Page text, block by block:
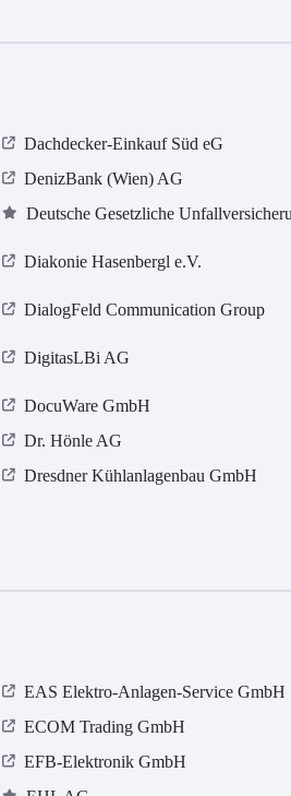
Dachdecker-Einkauf Süd eG
DenizBank (Wien) AG
Deutsche Gesetzliche
Diakonie Hasenbergl e.V.
DialogFeld Communication Group
DigitasLBi AG
DocuWare GmbH
Dr. Hönle AG
Dresdner Kühlanlagenbau GmbH
EAS Elektro-Anlagen-Service GmbH
ECOM Trading GmbH
EFB-Elektronik GmbH